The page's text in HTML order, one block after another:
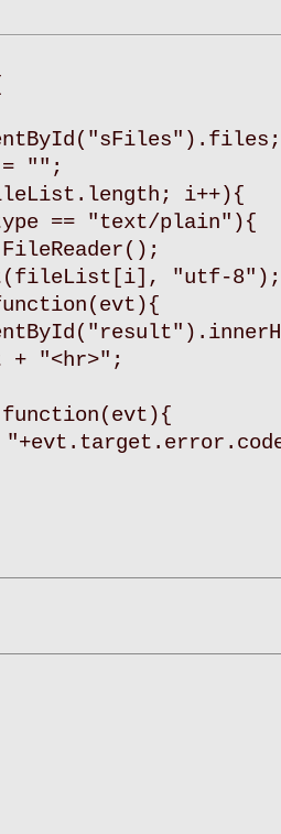
"";
i++){
== "text/plain"){
"utf-8");
"<hr>";
function(evt){